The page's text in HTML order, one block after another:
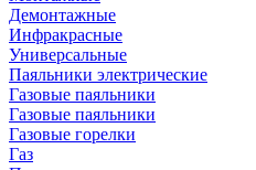
Демонтажные
Инфракрасные
Универсальные
Паяльники электрические
Газовые паяльники
Газовые паяльники
Газовые горелки
Газ